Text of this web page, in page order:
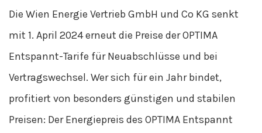
Die Wien Energie Vertrieb GmbH und Co KG senkt
mit 1. April 2024 erneut die Preise der OPTIMA
Entspannt-Tarife für Neuabschlüsse und bei
Vertragswechsel. Wer sich für ein Jahr bindet,
profitiert von besonders günstigen und stabilen
Preisen: Der Energiepreis des OPTIMA Entspannt